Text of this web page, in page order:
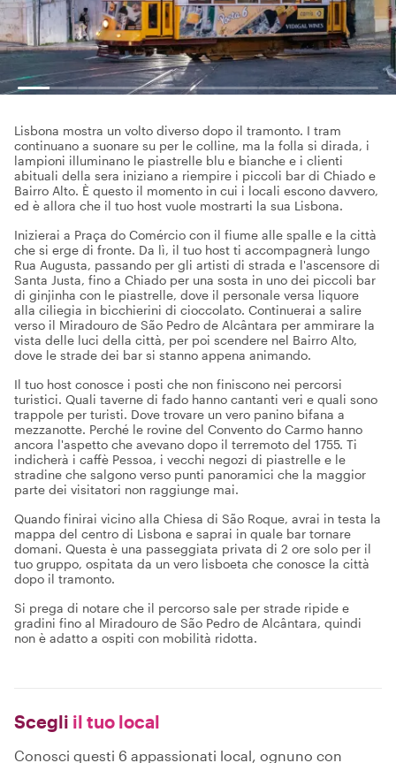
Lisbona mostra un volto diverso dopo il tramonto. I tram
continuano a suonare su per le colline, ma la folla si dirada, i
lampioni illuminano le piastrelle blu e bianche e i clienti
abituali della sera iniziano a riempire i piccoli bar di Chiado e
Bairro Alto. È questo il momento in cui i locali escono davvero,
ed è allora che il tuo host vuole mostrarti la sua Lisbona.
Inizierai a Praça do Comércio con il fiume alle spalle e la città
che si erge di fronte. Da lì, il tuo host ti accompagnerà lungo
Rua Augusta, passando per gli artisti di strada e l'ascensore di
Santa Justa, fino a Chiado per una sosta in uno dei piccoli bar
di ginjinha con le piastrelle, dove il personale versa liquore
alla ciliegia in bicchierini di cioccolato. Continuerai a salire
verso il Miradouro de São Pedro de Alcântara per ammirare la
vista delle luci della città, per poi scendere nel Bairro Alto,
dove le strade dei bar si stanno appena animando.
Il tuo host conosce i posti che non finiscono nei percorsi
turistici. Quali taverne di fado hanno cantanti veri e quali sono
trappole per turisti. Dove trovare un vero panino bifana a
mezzanotte. Perché le rovine del Convento do Carmo hanno
ancora l'aspetto che avevano dopo il terremoto del 1755. Ti
indicherà i caffè Pessoa, i vecchi negozi di piastrelle e le
stradine che salgono verso punti panoramici che la maggior
parte dei visitatori non raggiunge mai.
Quando finirai vicino alla Chiesa di São Roque, avrai in testa la
mappa del centro di Lisbona e saprai in quale bar tornare
domani. Questa è una passeggiata privata di 2 ore solo per il
tuo gruppo, ospitata da un vero lisboeta che conosce la città
dopo il tramonto.
Si prega di notare che il percorso sale per strade ripide e
gradini fino al Miradouro de São Pedro de Alcântara, quindi
non è adatto a ospiti con mobilità ridotta.
Scegli il tuo local
Conosci questi 6 appassionati local, ognuno con